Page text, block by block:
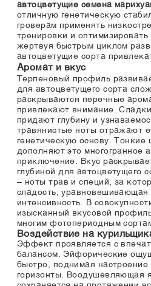
автоцветущие семена
отличную генетическую
гроверам применять
тренировки и оптимизировать
жертвуя быстрым циклом
автоцветущие сорта
Аромат и вкус
Терпеновый профиль
для автоцветущего сорта
раскрываются перечные
привлекают внимание.
придают глубину и
травянистые ноты отражают
генетическую основу. Тонкие
дополняют это многогранное
приключение. Вкус
глубиной для автоцветущего
– ноты трав и специй, за
сладость, уравновешивающая
интенсивность. В
изысканный вкусовой
многим фотопериодным
Воздействие на
Эффект проявляется с
балансом. Эйфорические
быстро, поднимая
горизонты. Воодушевляющая